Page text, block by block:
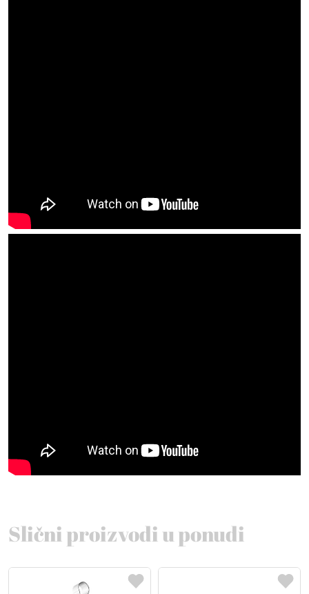
Slični proizvodi u ponudi